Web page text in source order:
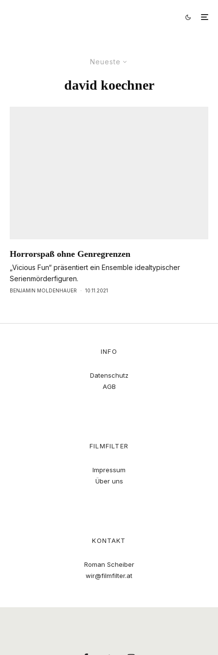
Neueste
david koechner
Horrorspaß ohne Genregrenzen
„Vicious Fun“ präsentiert ein Ensemble idealtypischer
Serienmörderfiguren.
BENJAMIN MOLDENHAUER · 10.11.2021
INFO
Datenschutz
AGB
FILMFILTER
Impressum
Über uns
KONTAKT
Roman Scheiber
wir@filmfilter.at